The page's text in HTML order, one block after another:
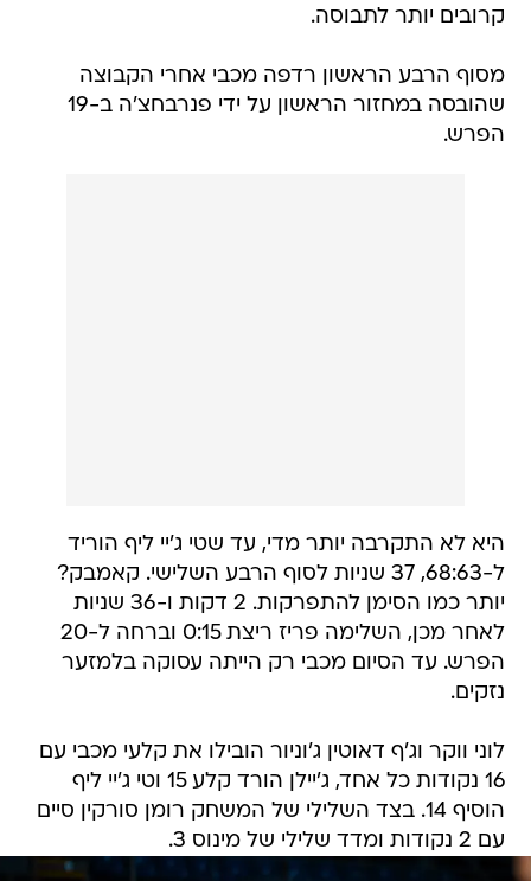
קרובים יותר לתבוסה.
מסוף הרבע הראשון רדפה מכבי אחרי הקבוצה
שהובסה במחזור הראשון על ידי פנרבחצ'ה ב-19
הפרש.
היא לא התקרבה יותר מדי, עד שטי ג'יי ליף הוריד
ל-68:63, 37 שניות לסוף הרבע השלישי. קאמבק?
יותר כמו הסימן להתפרקות. 2 דקות ו-36 שניות
לאחר מכן, השלימה פריז ריצת 0:15 וברחה ל-20
הפרש. עד הסיום מכבי רק הייתה עסוקה בלמזער
נזקים.
לוני ווקר וג'ף דאוטין ג'וניור הובילו את קלעי מכבי עם
16 נקודות כל אחד, ג'יילן הורד קלע 15 וטי ג'יי ליף
הוסיף 14. בצד השלילי של המשחק רומן סורקין סיים
עם 2 נקודות ומדד שלילי של מינוס 3.